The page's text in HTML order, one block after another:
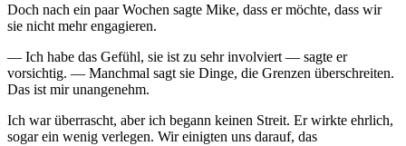
Doch nach ein paar Wochen sagte Mike, dass er möchte, dass wir
sie nicht mehr engagieren.
— Ich habe das Gefühl, sie ist zu sehr involviert — sagte er
vorsichtig. — Manchmal sagt sie Dinge, die Grenzen überschreiten.
Das ist mir unangenehm.
Ich war überrascht, aber ich begann keinen Streit. Er wirkte ehrlich,
sogar ein wenig verlegen. Wir einigten uns darauf, das